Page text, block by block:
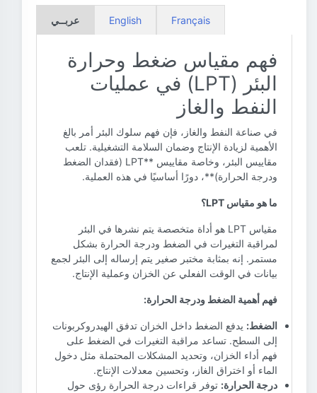
عربــي English Français
فهم مقياس ضغط وحرارة
البئر (LPT) في عمليات
النفط والغاز
في صناعة النفط والغاز، فإن فهم سلوك البئر أمر بالغ
الأهمية لزيادة الإنتاج وضمان السلامة التشغيلية. تلعب
مقاييس البئر، وخاصة مقاييس **LPT (فقدان الضغط
ودرجة الحرارة)**، دورًا أساسيًا في هذه العملية.
ما هو مقياس LPT؟
مقياس LPT هو أداة متخصصة يتم نشرها في البئر
لمراقبة التغيرات في الضغط ودرجة الحرارة بشكل
مستمر. إنه بمثابة مختبر صغير يتم إرساله إلى البئر لجمع
بيانات في الوقت الفعلي عن الخزان وعملية الإنتاج.
فهم أهمية الضغط ودرجة الحرارة:
الضغط: يدفع الضغط داخل الخزان تدفق الهيدروكربونات
إلى السطح. تساعد مراقبة التغيرات في الضغط على
فهم أداء الخزان، وتحديد المشكلات المحتملة مثل دخول
الماء أو اختراق الغاز، وتحسين معدلات الإنتاج.
درجة الحرارة: توفر قراءات درجة الحرارة رؤى حول